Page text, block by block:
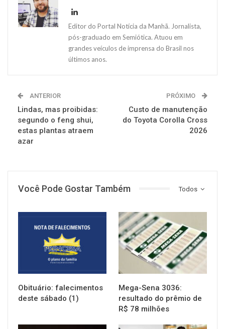
Editor do Portal Notícia da Manhã. Jornalista,
pós-graduado em Semiótica. Atuou em
grandes veículos de imprensa do Brasil nos
últimos anos.
ANTERIOR
Lindas, mas proibidas:
segundo o feng shui,
estas plantas atraem
azar
PRÓXIMO
Custo de manutenção
do Toyota Corolla Cross
2026
Todos
Você Pode Gostar Também
Obituário: falecimentos
deste sábado (1)
NOTÍCIAS
Mega-Sena 3036:
resultado do prêmio de
R$ 78 milhões